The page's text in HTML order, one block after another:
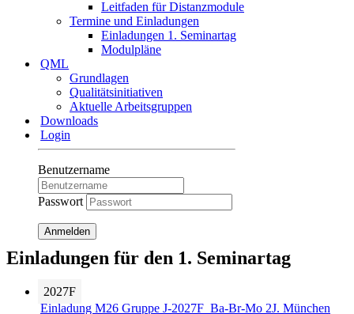
Leitfaden für Distanzmodule
Termine und Einladungen
Einladungen 1. Seminartag
Modulpläne
QML
Grundlagen
Qualitätsinitiativen
Aktuelle Arbeitsgruppen
Downloads
Login
Benutzername
Passwort
Anmelden
Einladungen für den 1. Seminartag
2027F
Einladung M26 Gruppe J-2027F_Ba-Br-Mo 2J. München